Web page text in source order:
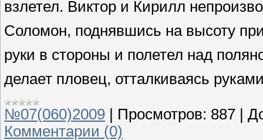
взлетел. Виктор и Кирилл
Соломон, поднявшись на высоту
руки в стороны и полетел над
делает пловец, отталкиваясь
№07(060)2009 | Просмотров: 887 |
Комментарии (0)